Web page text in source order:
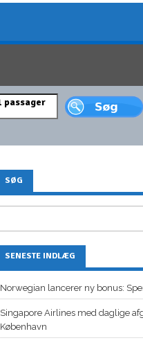
SØG
SENESTE INDLÆG
Norwegian lancerer ny bonus:
Singapore Airlines med daglige
København